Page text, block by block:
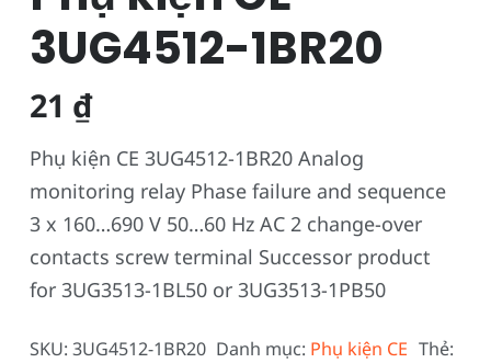
3UG4512-1BR20
21 ₫
Phụ kiện CE 3UG4512-1BR20 Analog
monitoring relay Phase failure and sequence
3 x 160…690 V 50…60 Hz AC 2 change-over
contacts screw terminal Successor product
for 3UG3513-1BL50 or 3UG3513-1PB50
SKU: 3UG4512-1BR20 Danh mục: Phụ kiện CE Thẻ: